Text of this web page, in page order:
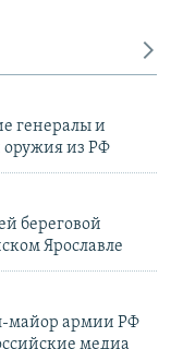
генералы и
оружия из РФ
береговой
Ярославле
майор армии РФ
медиа